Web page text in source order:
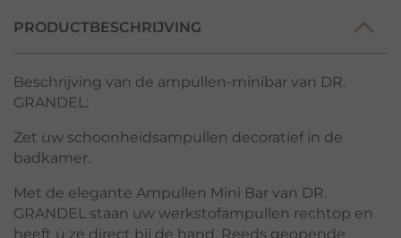
PRODUCTBESCHRIJVING
Beschrijving van de ampullen-minibar van DR.
GRANDEL:
Zet uw schoonheidsampullen decoratief in de
badkamer.
Met de elegante Ampullen Mini Bar van DR.
GRANDEL staan uw werkstofampullen rechtop en
heeft u ze direct bij de hand. Reeds geopende